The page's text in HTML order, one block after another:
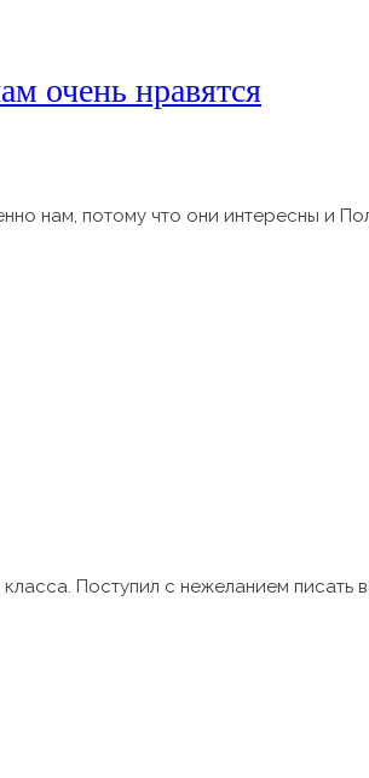
очень нравятся
нам, потому что они интересны и
Поступил с нежеланием писать